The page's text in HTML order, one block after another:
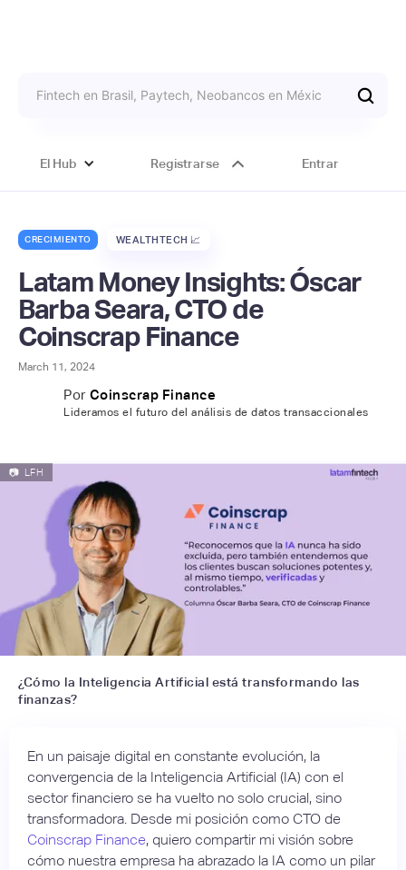
El Hub Registrarse Entrar
CRECIMIENTO WEALTHTECH 📈
Latam Money Insights: Óscar
Barba Seara, CTO de
Coinscrap Finance
March 11, 2024
Por Coinscrap Finance
Lideramos el futuro del análisis de datos transaccionales
📷 LFH
¿Cómo la Inteligencia Artificial está transformando las
finanzas?
En un paisaje digital en constante evolución, la
convergencia de la Inteligencia Artificial (IA) con el
sector financiero se ha vuelto no solo crucial, sino
transformadora. Desde mi posición como CTO de
Coinscrap Finance, quiero compartir mi visión sobre
cómo nuestra empresa ha abrazado la IA como un pilar